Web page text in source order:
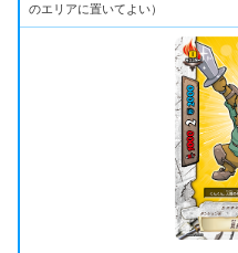
のエリアに置いてよい）